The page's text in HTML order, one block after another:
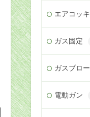
エアコッ
ガス固定
ガスブロ
電動ガン